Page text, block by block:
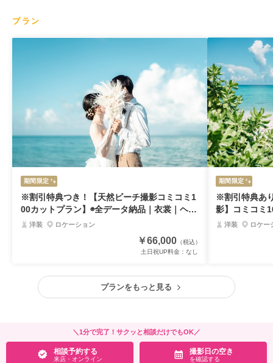
プラン
期間限定
※割引特典つき！【天然ビーチ撮影コミコミ1
00カットプラン】◉全データ納品｜衣裳｜ヘア
メイク付き《追加料金不要！》
洋装 ロケーション
￥66,000 （税込）
土日祝UP料金： なし
期間限定
※割引特典あ
影】コミコミ
金一切なし・
洋装 ロケー
プランをもっと見る
＼1分で完了！サクッと相談だけでもOK／
相談予約する
来店・オンライン
撮影日の空き
を確認する